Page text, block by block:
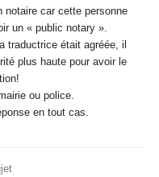
car cette personne
un « public notary ».
traductrice était agréée, il
plus haute pour avoir le
ou police.
en tout cas.